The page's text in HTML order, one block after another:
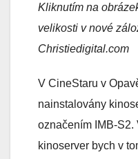
Kliknutím na
velikosti v nové
Christiedigital.com
V CineStaru v
nainstalovány
označením IMB-S2.
kinoserver bych v